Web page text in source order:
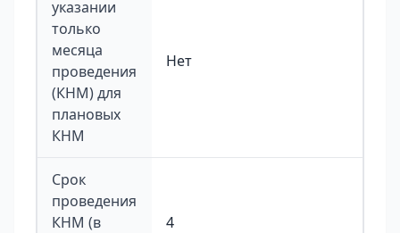
указании
только
месяца
проведения
(КНМ) для
плановых
КНМ
Нет
Срок
проведения
КНМ (в
4